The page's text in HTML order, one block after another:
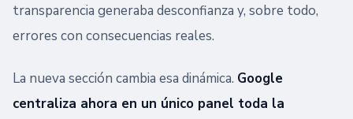
transparencia generaba desconfianza y, sobre todo,
errores con consecuencias reales.
La nueva sección cambia esa dinámica. Google
centraliza ahora en un único panel toda la